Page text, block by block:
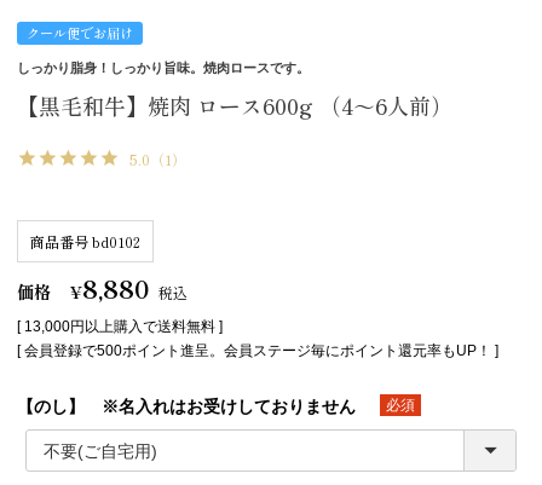
クール便でお届け
しっかり脂身！しっかり旨味。焼肉ロースです。
【黒毛和牛】焼肉 ロース600g （4～6人前）
5.0 （1）
商品番号bd0102
価格 ¥8,880 税込
[ 13,000円以上購入で送料無料 ]
[ 会員登録で500ポイント進呈。会員ステージ毎にポイント還元率もUP！ ]
【のし】 ※名入れはお受けしておりません
(必須)